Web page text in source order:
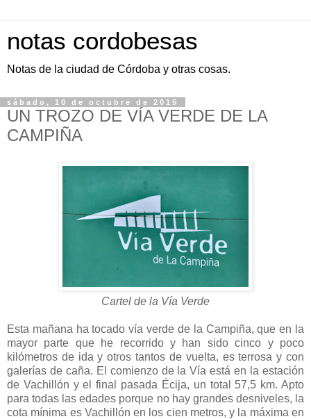
notas cordobesas
Notas de la ciudad de Córdoba y otras cosas.
sábado, 10 de octubre de 2015
UN TROZO DE VÍA VERDE DE LA
CAMPIÑA
Cartel de la Vía Verde
Esta mañana ha tocado vía verde de la Campiña, que en la
mayor parte que he recorrido y han sido cinco y poco
kilómetros de ida y otros tantos de vuelta, es terrosa y con
galerías de caña. El comienzo de la Vía está en la estación
de Vachillón y el final pasada Écija, un total 57,5 km. Apto
para todas las edades porque no hay grandes desniveles, la
cota mínima es Vachillón en los cien metros, y la máxima en